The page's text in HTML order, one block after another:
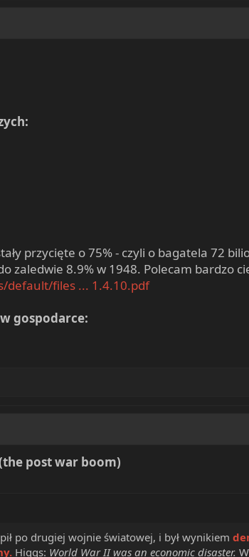
przycięte o 75% - czyli o bagatela 72
zaledwie 8.9% w 1948. Polecam bardzo
files ... 1.4.10.pdf
gospodarce:
post war boom)
po drugiej wojnie światowej, i był wynikiem
Higgs: World War II was an economic disaster.